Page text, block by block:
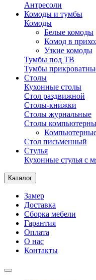
Антресоли
Комоды и тумбы
Комоды
Белые комоды
Комод в
Узкие комоды
Тумбы под ТВ
Тумбы
Столы
Кухонные столы
Стол раздвижной
Столы-книжки
Столы журнальные
Столы
Стол письменный
Стулья
Кухонные стулья с
Каталог
Замер
Доставка
Сборка мебели
Гарантия
Оплата
О нас
Контакты